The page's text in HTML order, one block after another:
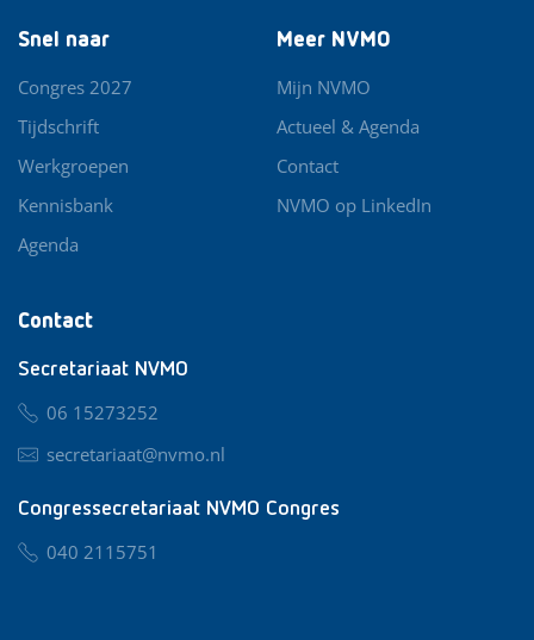
Contact
Secretariaat NVMO
06 15273252
secretariaat@nvmo.nl
Congressecretariaat NVMO Congres
040 2115751
Snel naar
Congres 2027
Tijdschrift
Werkgroepen
Kennisbank
Agenda
Meer NVMO
Mijn NVMO
Actueel & Agenda
Contact
NVMO op LinkedIn